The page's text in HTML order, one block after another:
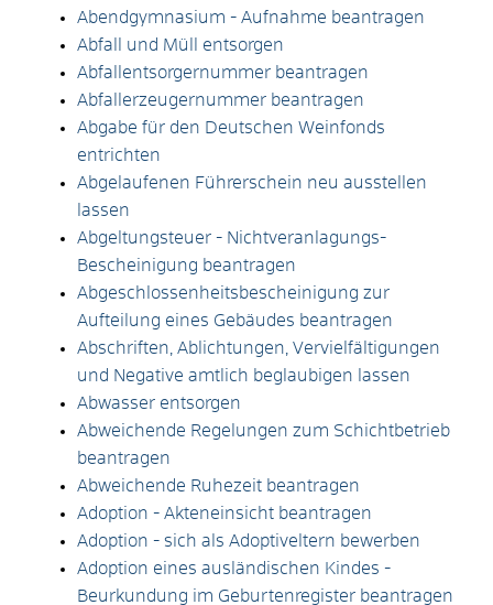
Abendgymnasium - Aufnahme beantragen
Abfall und Müll entsorgen
Abfallentsorgernummer beantragen
Abfallerzeugernummer beantragen
Abgabe für den Deutschen Weinfonds
entrichten
Abgelaufenen Führerschein neu ausstellen
lassen
Abgeltungsteuer - Nichtveranlagungs-
Bescheinigung beantragen
Abgeschlossenheitsbescheinigung zur
Aufteilung eines Gebäudes beantragen
Abschriften, Ablichtungen, Vervielfältigungen
und Negative amtlich beglaubigen lassen
Abwasser entsorgen
Abweichende Regelungen zum Schichtbetrieb
beantragen
Abweichende Ruhezeit beantragen
Adoption - Akteneinsicht beantragen
Adoption - sich als Adoptiveltern bewerben
Adoption eines ausländischen Kindes -
Beurkundung im Geburtenregister beantragen